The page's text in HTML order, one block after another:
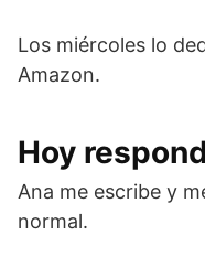
Los miércoles lo
Amazon.
Hoy
Ana me escribe y
normal.